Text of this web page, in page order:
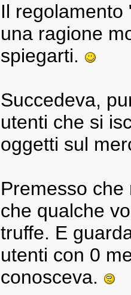
Il regolamento
una ragione
spiegarti.
Succedeva,
utenti che si
oggetti sul
Premesso
che qualche
truffe. E
utenti con 0
conosceva.